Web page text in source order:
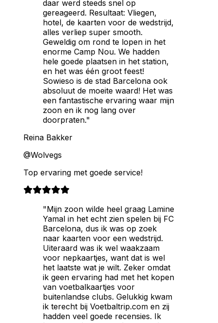
daar werd steeds snel op
gereageerd. Resultaat: Vliegen,
hotel, de kaarten voor de wedstrijd,
alles verliep super smooth.
Geweldig om rond te lopen in het
enorme Camp Nou. We hadden
hele goede plaatsen in het station,
en het was één groot feest!
Sowieso is de stad Barcelona ook
absoluut de moeite waard! Het was
een fantastische ervaring waar mijn
zoon en ik nog lang over
doorpraten."
Reina Bakker
@Wolvegs
Top ervaring met goede service!
"Mijn zoon wilde heel graag Lamine
Yamal in het echt zien spelen bij FC
Barcelona, dus ik was op zoek
naar kaarten voor een wedstrijd.
Uiteraard was ik wel waakzaam
voor nepkaartjes, want dat is wel
het laatste wat je wilt. Zeker omdat
ik geen ervaring had met het kopen
van voetbalkaartjes voor
buitenlandse clubs. Gelukkig kwam
ik terecht bij Voetbaltrip.com en zij
hadden veel goede recensies. Ik